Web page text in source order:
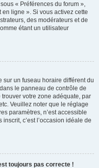
« Préférences du forum »,
ligne ». Si vous activez cette
des modérateurs et de
étant un utilisateur
sur un fuseau horaire différent du
le panneau de contrôle de
trouver votre zone adéquate, par
Veuillez noter que le réglage
paramètres, n’est accessible
c’est l’occasion idéale de
toujours pas correcte !